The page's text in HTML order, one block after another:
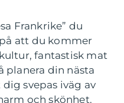
Frankrike” du
att du kommer
fantastisk mat
planera din nästa
svepas iväg av
och skönhet.